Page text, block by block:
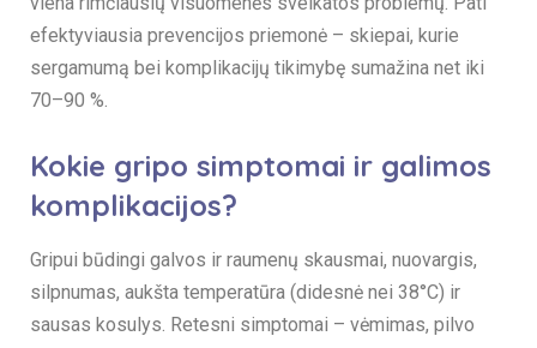
efektyviausia prevencijos priemonė – skiepai, kurie
sergamumą bei komplikacijų tikimybę sumažina net iki
70–90 %.
Kokie gripo simptomai ir galimos
komplikacijos?
Gripui būdingi galvos ir raumenų skausmai, nuovargis,
silpnumas, aukšta temperatūra (didesnė nei 38°C) ir
sausas kosulys. Retesni simptomai – vėmimas, pilvo